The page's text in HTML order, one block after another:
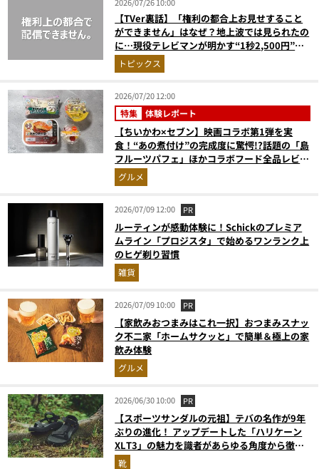
【TVer裏話】「権利の都合上お見せすること
ができません」はなぜ？地上波では見られたの
に…現役テレビマンが明かす“1秒2,500円”の
えげつない現実
トピックス
2026/07/20 12:00
特集 体験レポート
【ちいかわ×セブン】映画コラボ第1弾を実
食！“あの煮付け”の完成度に驚愕!?話題の「島
フルーツパフェ」ほかコラボフード全品レビュ
ーグルメ
2026/07/09 12:00 PR
ルーティンが感動体験に！Schickのプレミア
ムライン「プロジスタ」で始めるワンランク上
のヒゲ剃り習慣
雑貨
2026/07/09 10:00 PR
【家飲みおつまみはこれ一択】おつまみスナッ
ク不二家「ホームサクッと」で簡単＆極上の家
飲み体験
グルメ
2026/06/30 10:00 PR
【スポーツサンダルの元祖】テバの名作が9年
ぶりの進化！ アップデートした「ハリケーン
XLT3」の魅力を識者があらゆる角度から徹底
解説！
靴